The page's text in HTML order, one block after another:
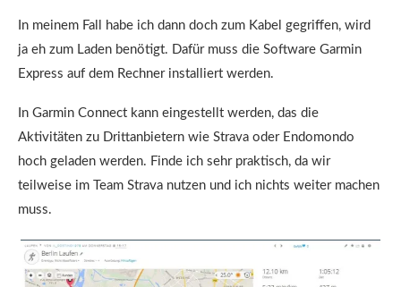
In meinem Fall habe ich dann doch zum Kabel gegriffen, wird
ja eh zum Laden benötigt. Dafür muss die Software Garmin
Express auf dem Rechner installiert werden.
In Garmin Connect kann eingestellt werden, das die
Aktivitäten zu Drittanbietern wie Strava oder Endomondo
hoch geladen werden. Finde ich sehr praktisch, da wir
teilweise im Team Strava nutzen und ich nichts weiter machen
muss.